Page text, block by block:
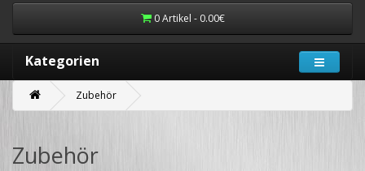
0 Artikel - 0.00€
Kategorien
Zubehör
Zubehör